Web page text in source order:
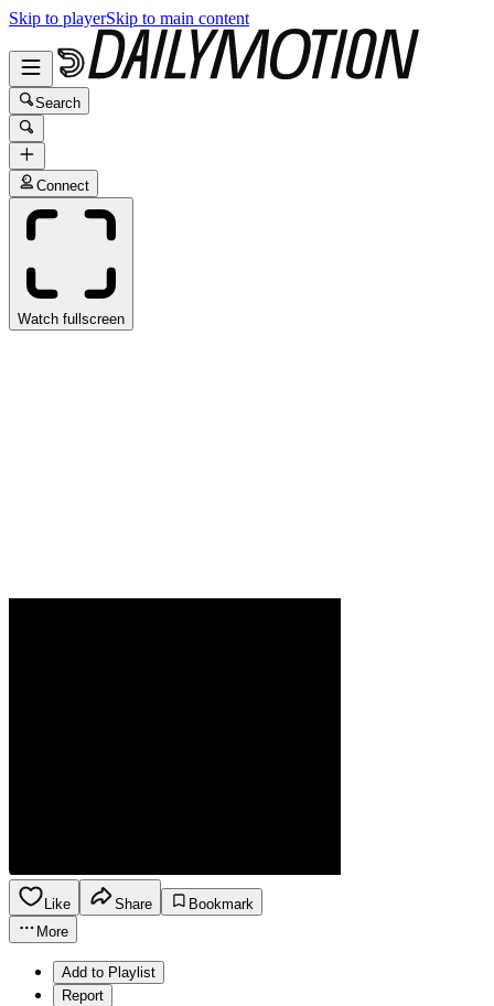
Skip to playerSkip to main content
Search
Connect
Watch fullscreen
Like Share
Bookmark
More
Add to Playlist
Report